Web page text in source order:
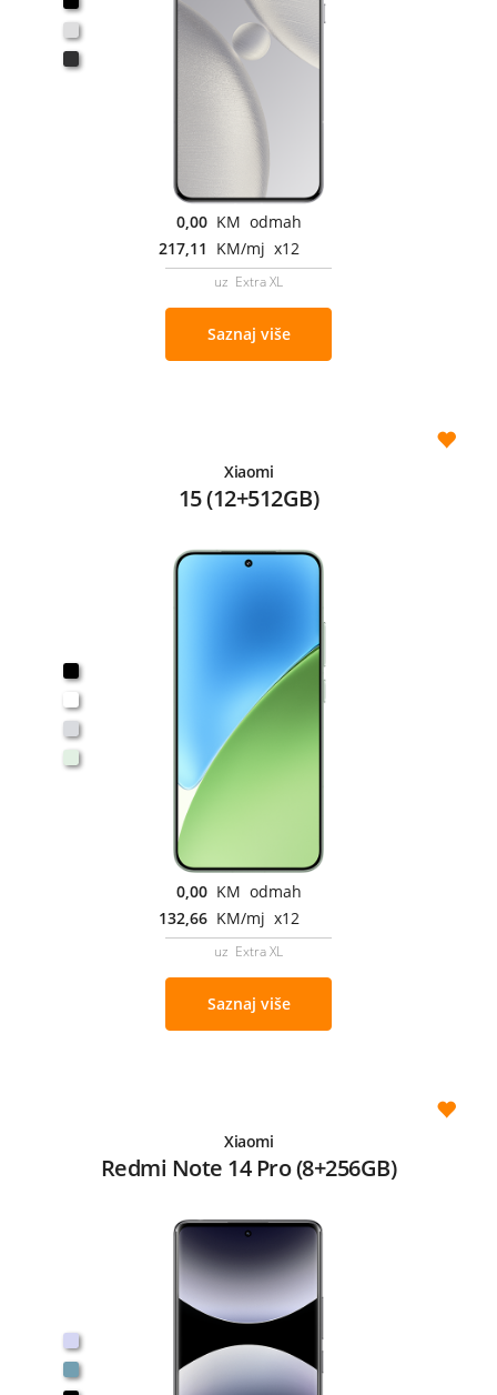
0,00 KM odmah
217,11 KM/mj x12
uz Extra XL
Saznaj više
Xiaomi
15 (12+512GB)
0,00 KM odmah
132,66 KM/mj x12
uz Extra XL
Saznaj više
Xiaomi
Redmi Note 14 Pro (8+256GB)